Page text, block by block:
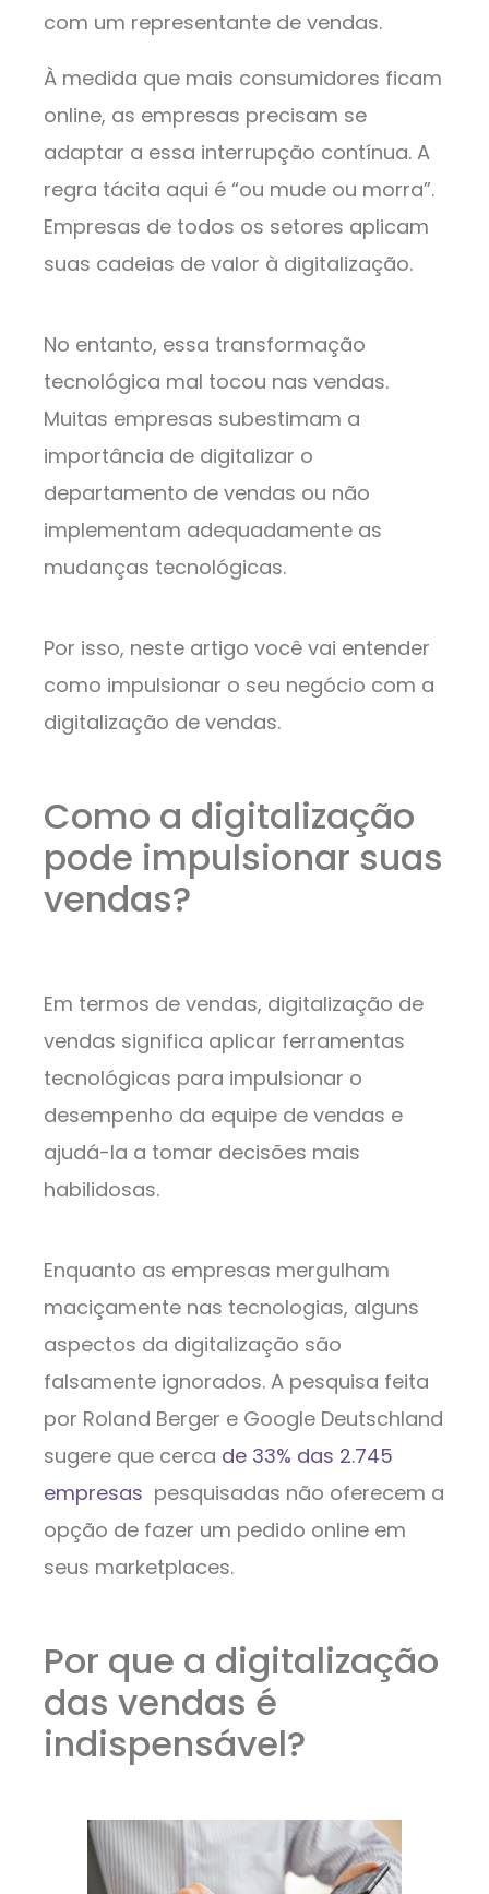
com um representante de vendas.
À medida que mais consumidores ficam
online, as empresas precisam se
adaptar a essa interrupção contínua. A
regra tácita aqui é “ou mude ou morra”.
Empresas de todos os setores aplicam
suas cadeias de valor à digitalização.
No entanto, essa transformação
tecnológica mal tocou nas vendas.
Muitas empresas subestimam a
importância de digitalizar o
departamento de vendas ou não
implementam adequadamente as
mudanças tecnológicas.
Por isso, neste artigo você vai entender
como impulsionar o seu negócio com a
digitalização de vendas.
Como a digitalização
pode impulsionar suas
vendas?
Em termos de vendas, digitalização de
vendas significa aplicar ferramentas
tecnológicas para impulsionar o
desempenho da equipe de vendas e
ajudá-la a tomar decisões mais
habilidosas.
Enquanto as empresas mergulham
maciçamente nas tecnologias, alguns
aspectos da digitalização são
falsamente ignorados. A pesquisa feita
por Roland Berger e Google Deutschland
sugere que cerca de 33% das 2.745
empresas pesquisadas não oferecem a
opção de fazer um pedido online em
seus marketplaces.
Por que a digitalização
das vendas é
indispensável?